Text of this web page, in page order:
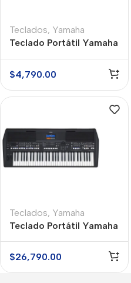
Teclados, Yamaha
Teclado Portátil Yamaha
$4,790.00
Teclados, Yamaha
Teclado Portátil Yamaha
$26,790.00